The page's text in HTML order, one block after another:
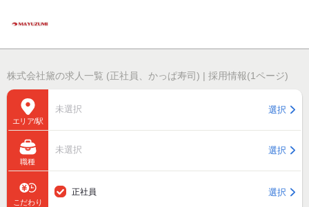
株式会社黛の求人一覧 (正社員、かっぱ寿司) | 採用情報(1ページ)
エリア/駅
未選択 選択
職種
未選択 選択
こだわり
正社員 選択